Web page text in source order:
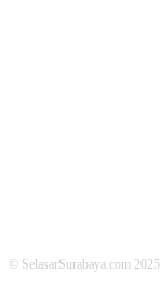
© SelasarSurabaya.com 2025